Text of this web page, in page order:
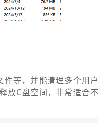
等，并能清理多个用户
放C盘空间，非常适合不